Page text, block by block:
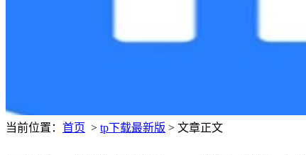
当前位置： 首页 > tp下载最新版 > 文章正文